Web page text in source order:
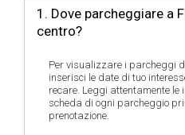
1. Dove parcheggiare a
centro?
Per visualizzare i parcheggi
inserisci le date di tuo
recare. Leggi attentamente
scheda di ogni parcheggio
prenotazione.